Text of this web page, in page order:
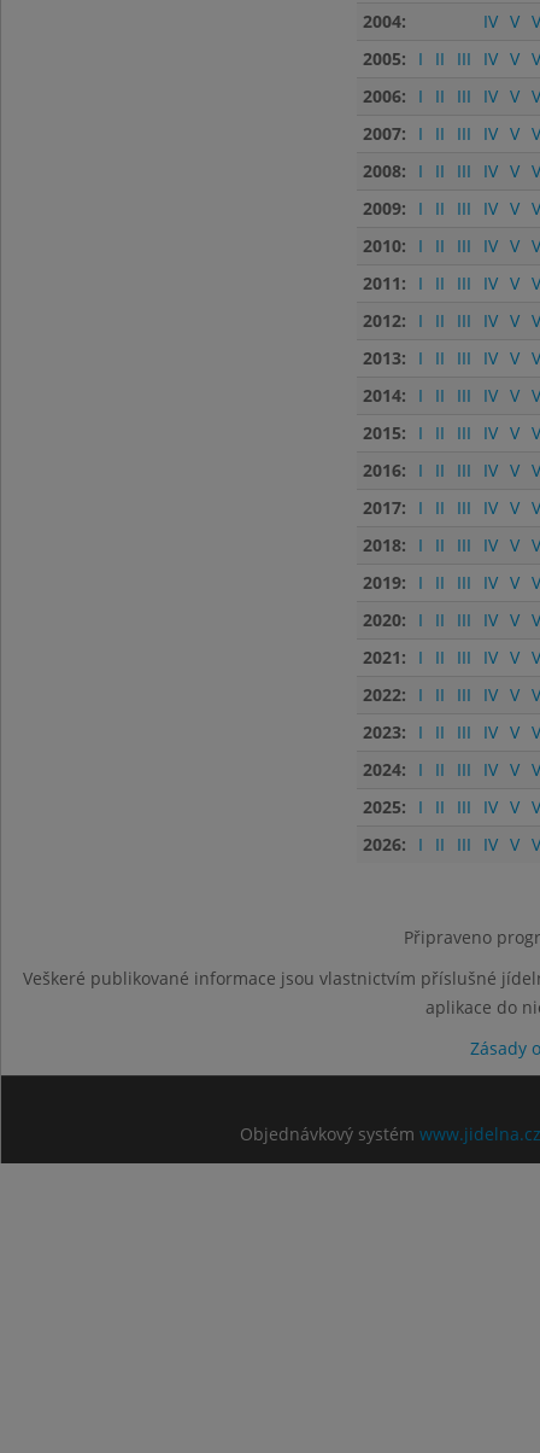
2004: IV V
2005:
I II III IV V
2006:
I II III IV V
2007:
I II III IV V
2008:
I II III IV V
2009:
I II III IV V
2010:
I II III IV V
2011:
I II III IV V
2012:
I II III IV V
2013:
I II III IV V
2014:
I II III IV V
2015:
I II III IV V
2016:
I II III IV V
2017:
I II III IV V
2018:
I II III IV V
2019:
I II III IV V
2020:
I II III IV V
2021:
I II III IV V
2022:
I II III IV V
2023:
I II III IV V
2024:
I II III IV V
2025:
I II III IV V
2026:
I II III IV V
Připraveno
Veškeré publikované informace jsou vlastnictvím příslušné
aplikace do
Zásady
Objednávkový systém www.jidelna.cz